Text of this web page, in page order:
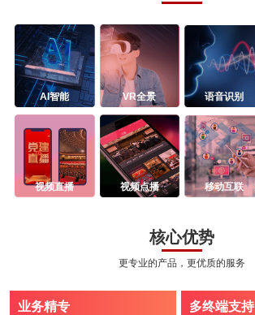
AI智能 VR全景 语音识别
视频直播 视频点播 移动互联
核心优势
更专业的产品，更优质的服务
业务精专 多终端支持